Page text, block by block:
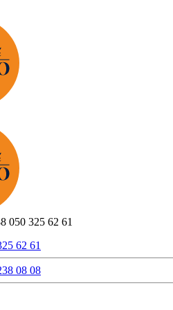
050 325 62 61
62 61
08 08